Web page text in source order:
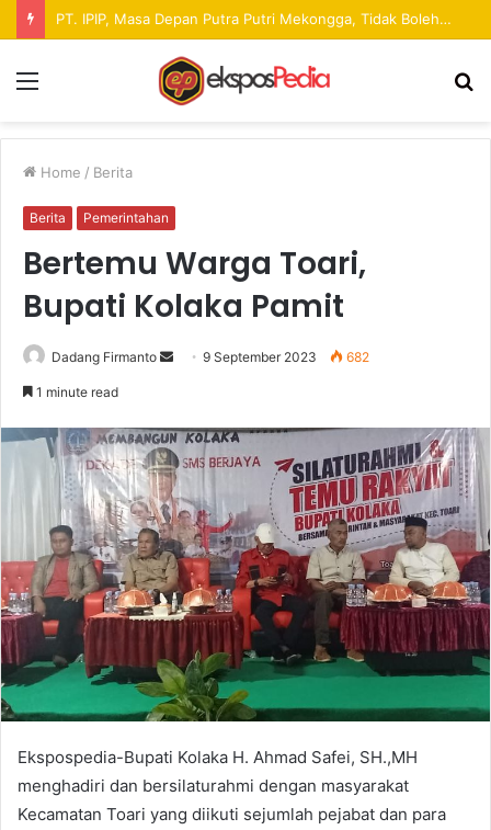
Pekan Raya ANTAM Hadirkan Ruang Promosi UMKM dan Hiburan bagi Masyarakat
Home / Berita
Berita Pemerintahan
Bertemu Warga Toari,
Bupati Kolaka Pamit
Dadang Firmanto
d
a
n
e
m
a
i
l
9 September 2023 682
1 minute read
Ekspospedia-Bupati Kolaka H. Ahmad Safei, SH.,MH
menghadiri dan bersilaturahmi dengan masyarakat
Kecamatan Toari yang diikuti sejumlah pejabat dan para